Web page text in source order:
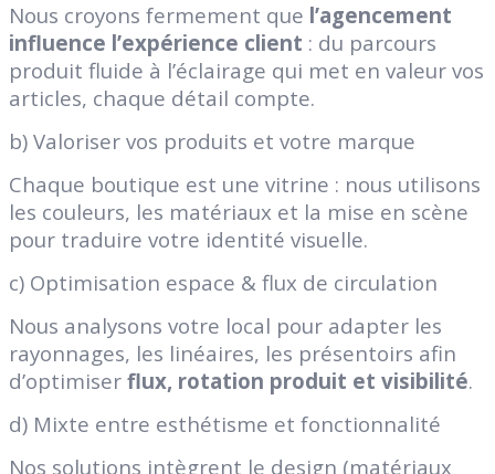
Nous croyons fermement que l’agencement
influence l’expérience client : du parcours
produit fluide à l’éclairage qui met en valeur vos
articles, chaque détail compte.
b) Valoriser vos produits et votre marque
Chaque boutique est une vitrine : nous utilisons
les couleurs, les matériaux et la mise en scène
pour traduire votre identité visuelle.
c) Optimisation espace & flux de circulation
Nous analysons votre local pour adapter les
rayonnages, les linéaires, les présentoirs afin
d’optimiser flux, rotation produit et visibilité.
d) Mixte entre esthétisme et fonctionnalité
Nos solutions intègrent le design (matériaux